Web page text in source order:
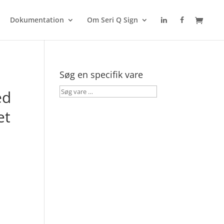
Dokumentation Om Seri Q Sign
Søg en specifik vare
Søg